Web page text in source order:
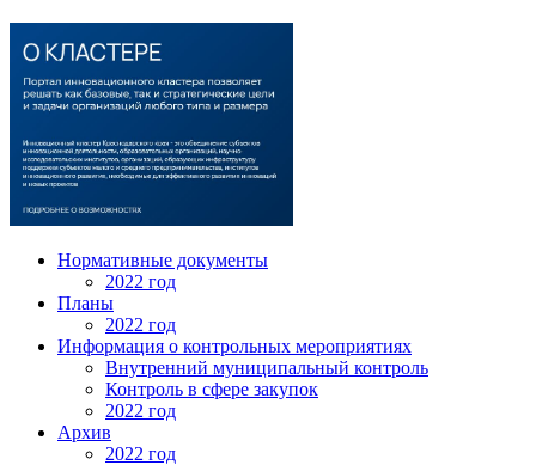
Нормативные документы
2022 год
Планы
2022 год
Информация о контрольных мероприятиях
Внутренний муниципальный контроль
Контроль в сфере закупок
2022 год
Архив
2022 год